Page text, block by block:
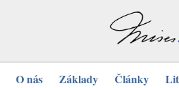
O nás Základy Články